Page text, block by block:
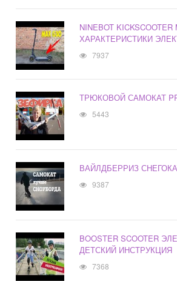
NINEBOT KICKSCOOTER
ХАРАКТЕРИСТИКИ
7937
ТРЮКОВОЙ САМОКАТ
5443
ВАЙЛДБЕРРИЗ
9387
BOOSTER SCOOTER
ДЕТСКИЙ ИНСТРУКЦИЯ
7368